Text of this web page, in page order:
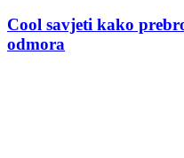
Cool savjeti kako
odmora